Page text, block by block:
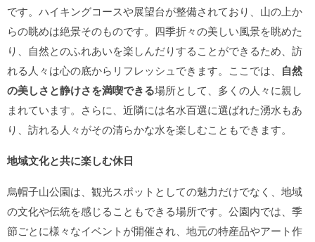
です。ハイキングコースや展望台が整備されており、山の上か
らの眺めは絶景そのものです。四季折々の美しい風景を眺めた
り、自然とのふれあいを楽しんだりすることができるため、訪
れる人々は心の底からリフレッシュできます。ここでは、 自然
の美しさと静けさを満喫できる場所として、多くの人々に親し
まれています。さらに、近隣には名水百選に選ばれた湧水もあ
り、訪れる人々がその清らかな水を楽しむこともできます。
地域文化と共に楽しむ休日
烏帽子山公園は、観光スポットとしての魅力だけでなく、地域
の文化や伝統を感じることもできる場所です。公園内では、季
節ごとに様々なイベントが開催され、地元の特産品やアート作